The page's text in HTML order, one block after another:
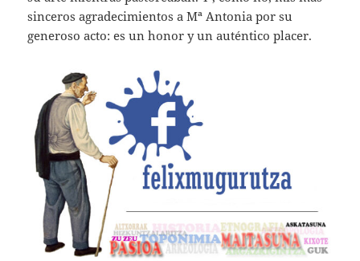
sinceros agradecimientos a Mª Antonia por su
generoso acto: es un honor y un auténtico placer.